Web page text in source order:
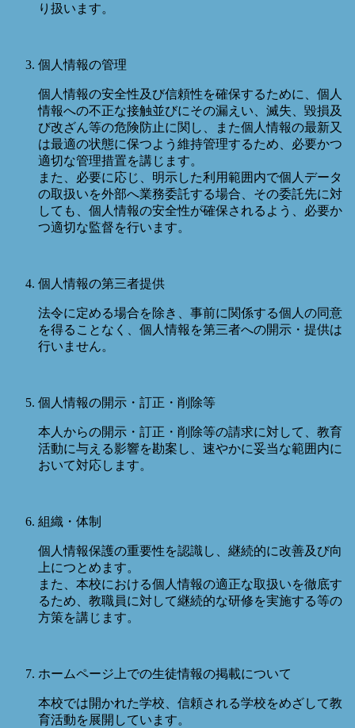
り扱います。
個人情報の管理
個人情報の安全性及び信頼性を確保するために、個人
情報への不正な接触並びにその漏えい、滅失、毀損及
び改ざん等の危険防止に関し、また個人情報の最新又
は最適の状態に保つよう維持管理するため、必要かつ
適切な管理措置を講じます。
また、必要に応じ、明示した利用範囲内で個人データ
の取扱いを外部へ業務委託する場合、その委託先に対
しても、個人情報の安全性が確保されるよう、必要か
つ適切な監督を行います。
個人情報の第三者提供
法令に定める場合を除き、事前に関係する個人の同意
を得ることなく、個人情報を第三者への開示・提供は
行いません。
個人情報の開示・訂正・削除等
本人からの開示・訂正・削除等の請求に対して、教育
活動に与える影響を勘案し、速やかに妥当な範囲内に
おいて対応します。
組織・体制
個人情報保護の重要性を認識し、継続的に改善及び向
上につとめます。
また、本校における個人情報の適正な取扱いを徹底す
るため、教職員に対して継続的な研修を実施する等の
方策を講じます。
ホームページ上での生徒情報の掲載について
本校では開かれた学校、信頼される学校をめざして教
育活動を展開しています。